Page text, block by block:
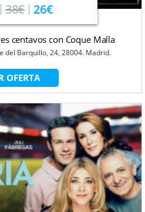
38€ 26€
centavos con Coque Malla
del Barquillo, 24, 28004. Madrid.
OFERTA